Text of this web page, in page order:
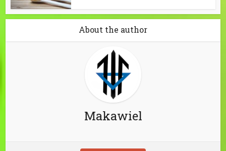
About the author
Makawiel